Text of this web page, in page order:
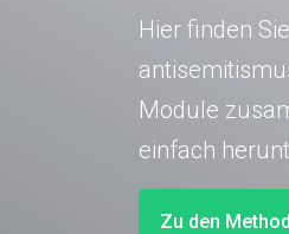
Hier finden
Module
einfach
Zu den